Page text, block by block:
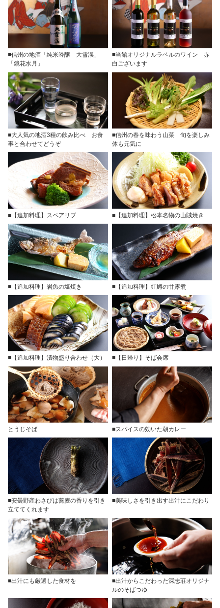
■信州の地酒「純米吟醸 大雪渓」
「鏡花水月」
■当館オリジナルラベルのワイン 赤
白ございます
■大人気の地酒3種の飲み比べ お食
事と合わせてどうぞ
■信州の春を味わう山菜 旬を楽しみ
体も元気に
■【追加料理】スペアリブ ■【追加料理】松本名物の山賊焼き
■【追加料理】岩魚の塩焼き ■【追加料理】虹鱒の甘露煮
■【追加料理】漬物盛り合わせ（大） ■【日帰り】そば会席
とうじそば ■スパイスの効いた朝カレー
■安曇野産わさびは蕎麦の香りを引き
立ててくれます
■美味しさを引き出す出汁にこだわり
■出汁にも厳選した食材を
■出汁からこだわった深志荘オリジナ
ルのそばつゆ